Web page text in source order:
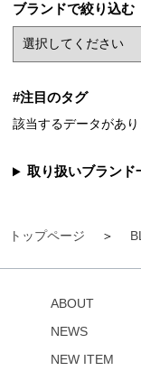
トップページ
ブランドで絞り込む
#注目のタグ
該当するデータがあ
取り扱いブランド
ABOUT
NEWS
NEW ITEM